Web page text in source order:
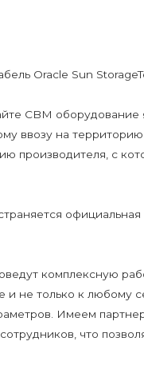
Oracle Sun
CBM оборудование
ввозу на
производителя, с
комплексную
не только к любому
Имеем
что